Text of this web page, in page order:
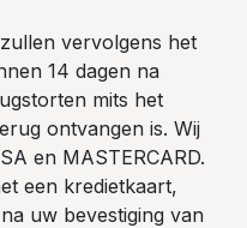
vervolgens het
14 dagen na
mits het
ontvangen is. Wij
en MASTERCARD.
een kredietkaart,
uw bevestiging van